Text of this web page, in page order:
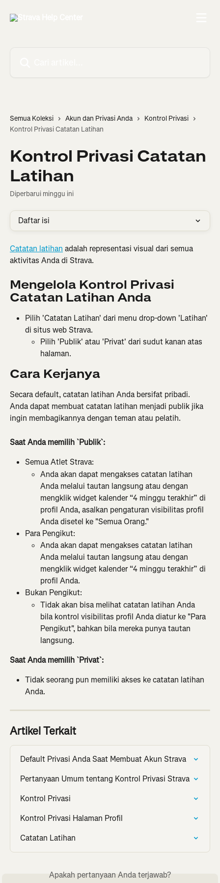
Semua Koleksi Akun dan Privasi Anda
Kontrol Privasi
Kontrol Privasi Catatan Latihan
Kontrol Privasi Catatan
Latihan
Diperbarui minggu ini
Daftar isi
Catatan latihan adalah representasi visual dari semua
aktivitas Anda di Strava.
Mengelola Kontrol Privasi
Catatan Latihan Anda
Pilih 'Catatan Latihan' dari menu drop-down 'Latihan'
di situs web Strava.
Pilih 'Publik' atau 'Privat' dari sudut kanan atas
halaman.
Cara Kerjanya
Secara default, catatan latihan Anda bersifat pribadi.
Anda dapat membuat catatan latihan menjadi publik jika
ingin membagikannya dengan teman atau pelatih.
Saat Anda memilih `Publik`:
Semua Atlet Strava:
Anda akan dapat mengakses catatan latihan
Anda melalui tautan langsung atau dengan
mengklik widget kalender “4 minggu terakhir” di
profil Anda, asalkan pengaturan visibilitas profil
Anda disetel ke "Semua Orang."
Para Pengikut:
Anda akan dapat mengakses catatan latihan
Anda melalui tautan langsung atau dengan
mengklik widget kalender “4 minggu terakhir” di
profil Anda.
Bukan Pengikut:
Tidak akan bisa melihat catatan latihan Anda
bila kontrol visibilitas profil Anda diatur ke "Para
Pengikut", bahkan bila mereka punya tautan
langsung.
Saat Anda memilih `Privat`:
Tidak seorang pun memiliki akses ke catatan latihan
Anda.
Artikel Terkait
Default Privasi Anda Saat Membuat Akun Strava
Pertanyaan Umum tentang Kontrol Privasi Strava
Kontrol Privasi
Kontrol Privasi Halaman Profil
Catatan Latihan
Apakah pertanyaan Anda terjawab?